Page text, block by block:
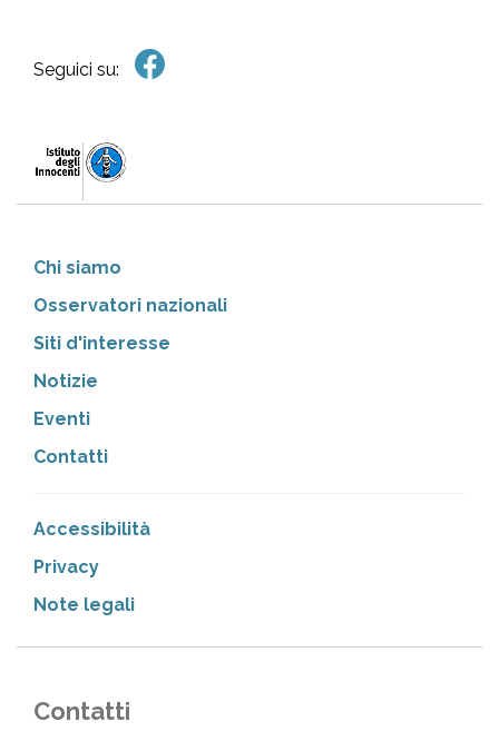
Seguici su:
Chi siamo
Osservatori nazionali
Siti d'interesse
Notizie
Eventi
Contatti
Accessibilità
Privacy
Note legali
Contatti